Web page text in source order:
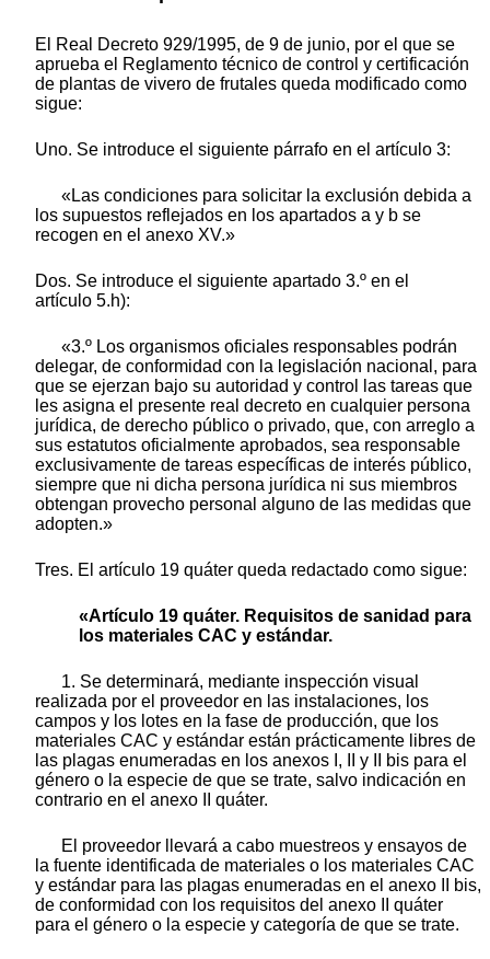
El Real Decreto 929/1995, de 9 de junio, por el que se
aprueba el Reglamento técnico de control y certificación
de plantas de vivero de frutales queda modificado como
sigue:
Uno. Se introduce el siguiente párrafo en el artículo 3:
«Las condiciones para solicitar la exclusión debida a
los supuestos reflejados en los apartados a y b se
recogen en el anexo XV.»
Dos. Se introduce el siguiente apartado 3.º en el
artículo 5.h):
«3.º Los organismos oficiales responsables podrán
delegar, de conformidad con la legislación nacional, para
que se ejerzan bajo su autoridad y control las tareas que
les asigna el presente real decreto en cualquier persona
jurídica, de derecho público o privado, que, con arreglo a
sus estatutos oficialmente aprobados, sea responsable
exclusivamente de tareas específicas de interés público,
siempre que ni dicha persona jurídica ni sus miembros
obtengan provecho personal alguno de las medidas que
adopten.»
Tres. El artículo 19 quáter queda redactado como sigue:
«Artículo 19 quáter. Requisitos de sanidad para
los materiales CAC y estándar.
1. Se determinará, mediante inspección visual
realizada por el proveedor en las instalaciones, los
campos y los lotes en la fase de producción, que los
materiales CAC y estándar están prácticamente libres de
las plagas enumeradas en los anexos I, II y II bis para el
género o la especie de que se trate, salvo indicación en
contrario en el anexo II quáter.
El proveedor llevará a cabo muestreos y ensayos de
la fuente identificada de materiales o los materiales CAC
y estándar para las plagas enumeradas en el anexo II bis,
de conformidad con los requisitos del anexo II quáter
para el género o la especie y categoría de que se trate.